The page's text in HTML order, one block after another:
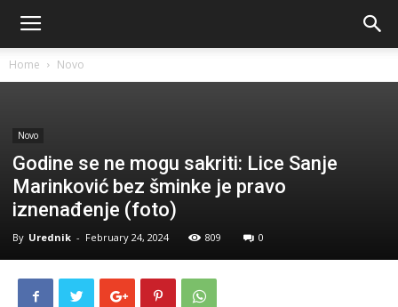
Home Novo
Novo
Godine se ne mogu sakriti: Lice Sanje
Marinković bez šminke je pravo
iznenađenje (foto)
By Urednik - February 24, 2024 809 0